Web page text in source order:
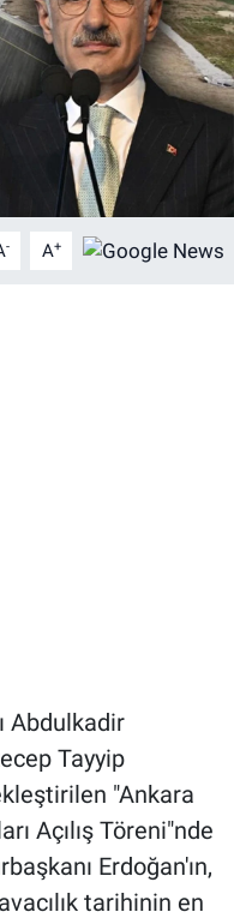
- A+
Abdulkadir
Tayyip
"Ankara
Açılış Töreni"nde
Erdoğan'ın,
tarihinin en